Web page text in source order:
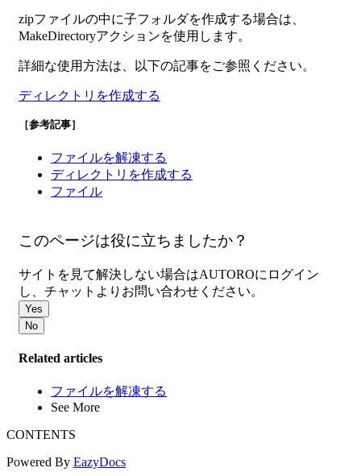
zipファイルの中に子フォルダを作成する場合は、
MakeDirectoryアクションを使用します。
詳細な使用方法は、以下の記事をご参照ください。
ディレクトリを作成する
［参考記事］
ファイルを解凍する
ディレクトリを作成する
ファイル
このページは役に立ちましたか？
サイトを見て解決しない場合はAUTOROにログイン
し、チャットよりお問い合わせください。
Yes
No
Related articles
ファイルを解凍する
See More
CONTENTS
Powered By EazyDocs